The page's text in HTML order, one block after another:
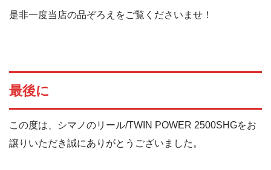
是非一度当店の品ぞろえをご覧くださいませ！
最後に
この度は、シマノのリール/TWIN POWER 2500SHGをお
譲りいただき誠にありがとうございました。